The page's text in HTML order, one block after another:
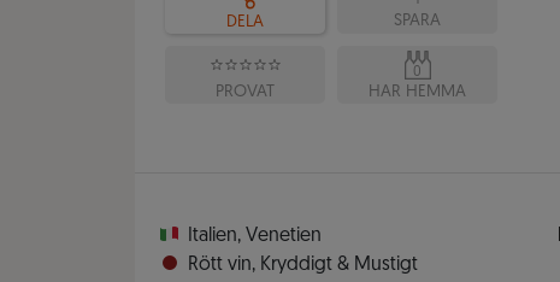
DELA SPARA
PROVAT
0
HAR HEMMA
Italien, Venetien
Rött vin, Kryddigt & Mustigt